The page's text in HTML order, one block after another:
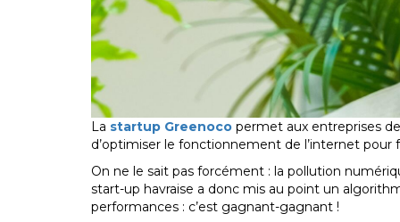
La startup Greenoco permet aux entreprises
d’optimiser le fonctionnement de l’internet pour
On ne le sait pas forcément : la pollution
start-up havraise a donc mis au point un
performances : c’est gagnant-gagnant !